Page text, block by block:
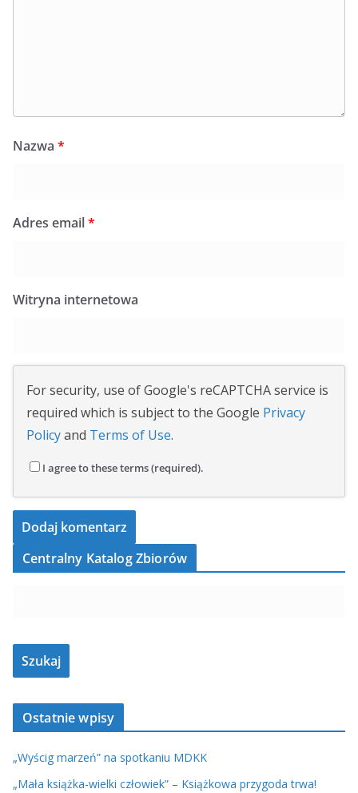
Nazwa *
Adres email*
Witryna internetowa
For security, use of Google's reCAPTCHA service is
required which is subject to the Google Privacy
Policyand Terms of Use.
I agree to these terms (required).
Centralny Katalog Zbiorów
Ostatnie wpisy
„Wyścig marzeń” na spotkaniu MDKK
„Mała książka-wielki człowiek” – Książkowa przygoda trwa!